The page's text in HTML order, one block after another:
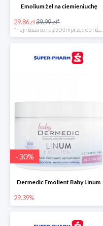
Emolium żel na ciemieniuchę
29.86 zł39.99 zł*
-30%
Dermedic Emolient Baby Linum
29.39%